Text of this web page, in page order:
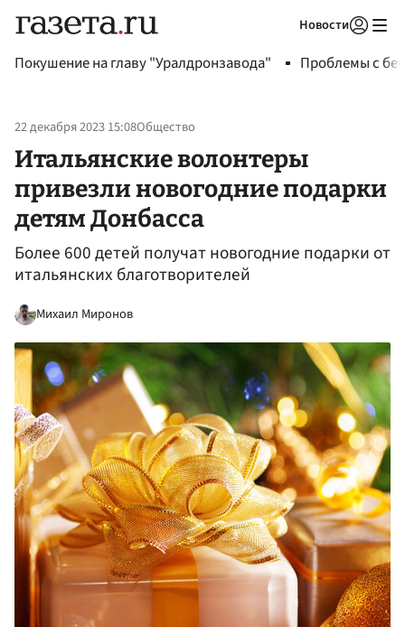
Новости
Покушение на главу "Уралдронзавода" Проблемы с
22 декабря 2023 15:08Общество
Итальянские волонтеры
привезли новогодние подарки
детям Донбасса
Более 600 детей получат новогодние подарки от
итальянских благотворителей
Михаил Миронов